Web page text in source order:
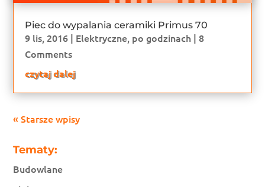
Piec do wypalania ceramiki Primus 70
9 lis, 2016 | Elektryczne, po godzinach | 8
Comments
czytaj dalej
« Starsze wpisy
Tematy:
Budowlane